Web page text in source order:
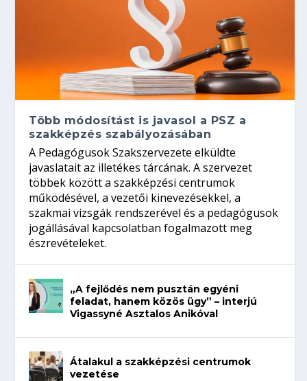
Több módosítást is javasol a PSZ a
szakképzés szabályozásában
A Pedagógusok Szakszervezete elküldte
javaslatait az illetékes tárcának. A szervezet
többek között a szakképzési centrumok
működésével, a vezetői kinevezésekkel, a
szakmai vizsgák rendszerével és a pedagógusok
jogállásával kapcsolatban fogalmazott meg
észrevételeket.
„A fejlődés nem pusztán egyéni
feladat, hanem közös ügy” – interjú
Vigassyné Asztalos Anikóval
Átalakul a szakképzési centrumok
vezetése